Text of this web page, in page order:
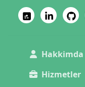
Hakkimda
Hizmetler